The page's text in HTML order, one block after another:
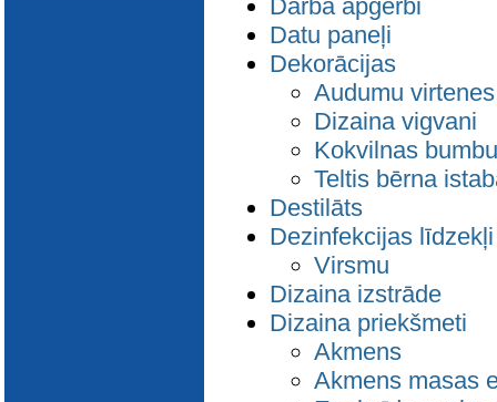
Darba apģērbi
Datu paneļi
Dekorācijas
Audumu virtenes
Dizaina vigvani
Kokvilnas
Teltis bērna
Destilāts
Dezinfekcijas līdzekļi
Virsmu
Dizaina izstrāde
Dizaina priekšmeti
Akmens
Akmens masas